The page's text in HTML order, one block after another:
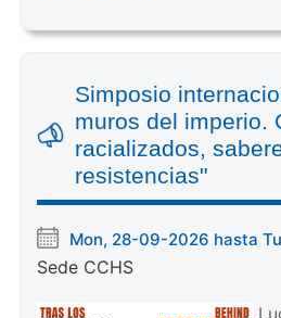
Simposio
muros del imperio.
racializados,
resistencias"
Mon, 28-09-2026 hasta
Sede CCHS